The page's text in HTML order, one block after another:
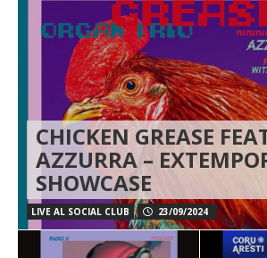
CHICKEN GREASE
AZZURRA –
SHOWCASE
LIVE AL SOCIAL CLUB 23/09/2024